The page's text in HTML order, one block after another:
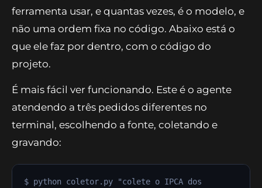
ferramenta usar, e quantas vezes, é o modelo, e
não uma ordem fixa no código. Abaixo está o
que ele faz por dentro, com o código do
projeto.
É mais fácil ver funcionando. Este é o agente
atendendo a três pedidos diferentes no
terminal, escolhendo a fonte, coletando e
gravando:
$ python coletor.py "colete o IPCA dos